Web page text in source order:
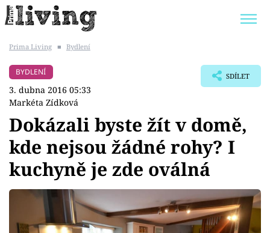
BYDLENÍ SLAVNÝCH
Témata
Bydlení
Zahrada
Prima Living ■ Bydlení
BYDLENÍ
3. dubna 2016 05:33
Markéta Zídková
SDÍLET
Dokázali byste žít v domě,
kde nejsou žádné rohy? I
kuchyně je zde oválná